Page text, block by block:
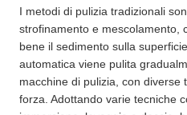
I metodi di pulizia tradizionali
strofinamento e mescolamento,
bene il sedimento sulla
automatica viene pulita
macchine di pulizia, con diverse
forza. Adottando varie tecniche